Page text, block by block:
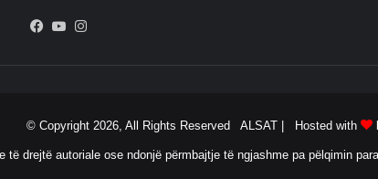
Facebook
YouTube
© Copyright 2026, All Rights Reserved ALSAT | Hosted with
të drejtë autoriale ose ndonjë përmbajtje të ngjashme pa pëlqimin